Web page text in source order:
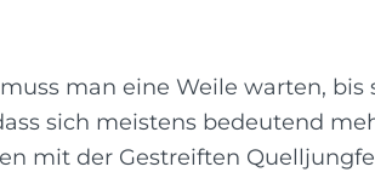
man eine Weile warten,
sich meistens bedeutend
mit der Gestreiften